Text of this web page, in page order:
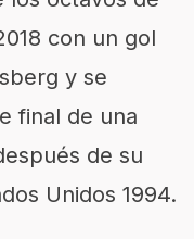
con un gol
y se
final de una
de su
Unidos 1994.